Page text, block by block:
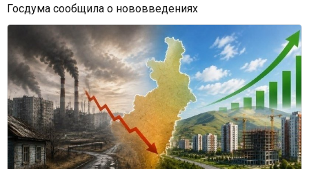
Госдума сообщила о нововведениях